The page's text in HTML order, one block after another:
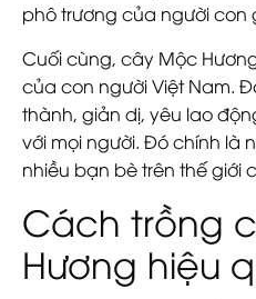
phô trương của người con
Cuối cùng, cây Mộc
của con người Việt Nam.
thành, giản dị, yêu lao
với mọi người. Đó chính là
nhiều bạn bè trên thế giới
Cách trồng
Hương hiệu